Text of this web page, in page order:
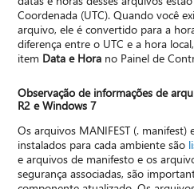
Coordenada (UTC). Quando você
arquivo, ele é convertido para a
diferença entre o UTC e a hora
item Data e Hora no Painel de
Observação de informações de
R2 e Windows 7
Os arquivos MANIFEST (.
instalados para cada ambiente são
e arquivos de manifesto e os
segurança associadas, são